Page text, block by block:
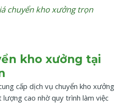
chuyển kho xưởng trọn
kho xưởng tại
cấp dịch vụ chuyển kho xưởng
cao nhờ quy trình làm việc